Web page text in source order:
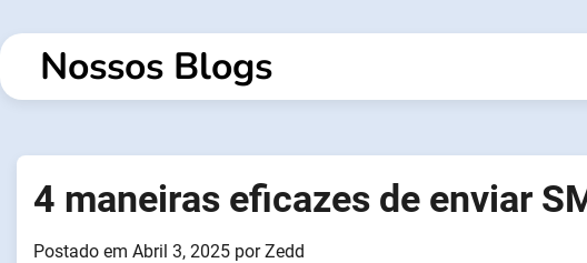
para
conteúdoNossos Blogs
4 maneiras eficazes de enviar
Postado em Abril 3, 2025 porZedd